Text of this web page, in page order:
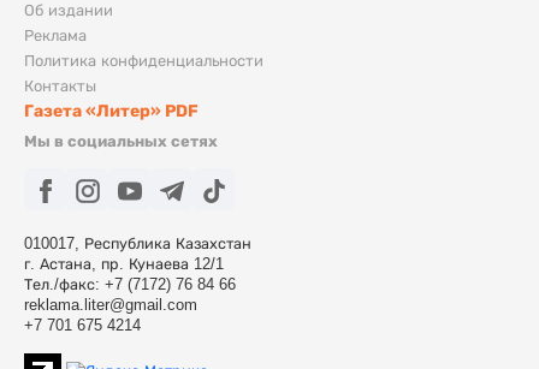
Об издании
Реклама
Политика конфиденциальности
Контакты
Газета «Литер» PDF
Мы в социальных сетях
010017, Республика Казахстан
г. Астана, пр. Кунаева 12/1
Тел./факс: +7 (7172) 76 84 66
reklama.liter@gmail.com
+7 701 675 4214